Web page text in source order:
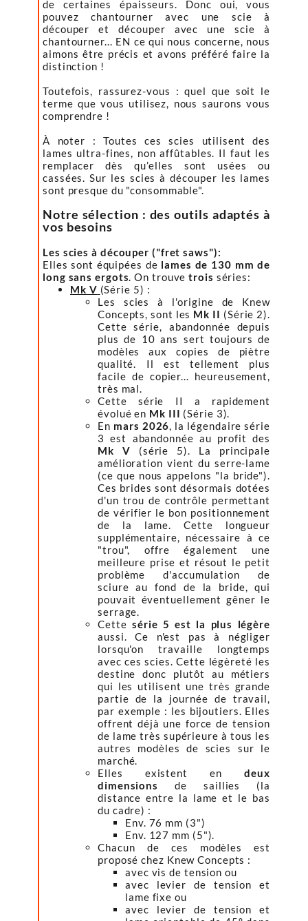
de certaines épaisseurs. Donc oui, vous
pouvez chantourner avec une scie à
découper et découper avec une scie à
chantourner... EN ce qui nous concerne, nous
aimons être précis et avons préféré faire la
distinction !
Toutefois, rassurez-vous : quel que soit le
terme que vous utilisez, nous saurons vous
comprendre !
À noter : Toutes ces scies utilisent des
lames ultra-fines, non affûtables. Il faut les
remplacer dès qu’elles sont usées ou
cassées. Sur les scies à découper les lames
sont presque du "consommable".
Notre sélection : des outils adaptés à
vos besoins
Les scies à découper ("fret saws"):
Elles sont équipées de lames de 130 mm de
long sans ergots. On trouvetrois séries:
Mk V (Série 5) :
Les scies à l'origine de Knew
Concepts, sont les Mk II (Série 2).
Cette série, abandonnée depuis
plus de 10 ans sert toujours de
modèles aux copies de piètre
qualité. Il est tellement plus
facile de copier... heureusement,
très mal.
Cette série II a rapidement
évolué en Mk III (Série 3).
En mars 2026, la légendaire série
3 est abandonnée au profit des
Mk V (série 5). La principale
amélioration vient du serre-lame
(ce que nous appelons "la bride").
Ces brides sont désormais dotées
d'un trou de contrôle permettant
de vérifier le bon positionnement
de la lame. Cette longueur
supplémentaire, nécessaire à ce
"trou", offre également une
meilleure prise et résout le petit
problème d'accumulation de
sciure au fond de la bride, qui
pouvait éventuellement gêner le
serrage.
Cette série 5 est la plus légère
aussi. Ce n'est pas à négliger
lorsqu'on travaille longtemps
avec ces scies. Cette légèreté les
destine donc plutôt au métiers
qui les utilisent une très grande
partie de la journée de travail,
par exemple : les bijoutiers. Elles
offrent déjà une force de tension
de lame très supérieure à tous les
autres modèles de scies sur le
marché.
Elles existent endeux
dimensions
de saillies (la
distance entre la lame et le bas
du cadre) :
Env. 76 mm (3")
Env. 127 mm (5").
Chacun de ces modèles est
proposé chez Knew Concepts :
avec vis de tension ou
avec levier de tension et
lame fixe ou
avec levier de tension et